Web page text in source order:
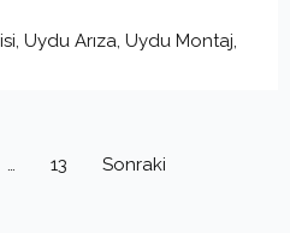
Uydu Arıza, Uydu Montaj,
13 Sonraki